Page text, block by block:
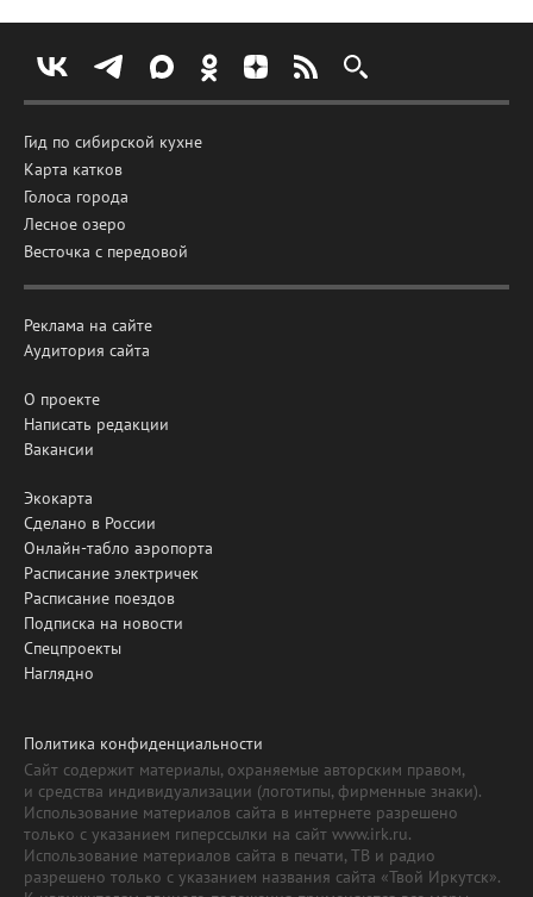
Гид по сибирской кухне
Карта катков
Голоса города
Лесное озеро
Весточка с передовой
Реклама на сайте
Аудитория сайта
О проекте
Написать редакции
Вакансии
Экокарта
Сделано в России
Онлайн-табло аэропорта
Расписание электричек
Расписание поездов
Подписка на новости
Спецпроекты
Наглядно
Политика конфиденциальности
Сайт содержит материалы, охраняемые авторским правом,
и средства индивидуализации (логотипы, фирменные знаки).
Использование материалов сайта в интернете разрешено
только с указанием гиперссылки на сайт www.irk.ru.
Использование материалов сайта в печати, ТВ и радио
разрешено только с указанием названия сайта «Твой Иркутск».